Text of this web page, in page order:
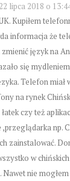
22 lipca 2018 o
Kupiłem
informacja że
język na
się
Telefon miał
na rynek
czy też
np.
zainstalować.
w
Nawet nie